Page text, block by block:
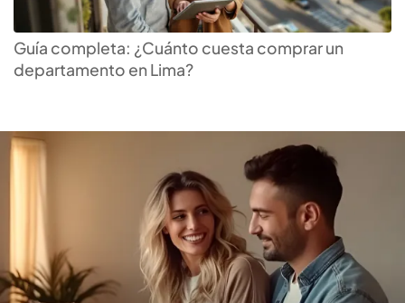
Guía completa: ¿Cuánto cuesta comprar un
departamento en Lima?
Encuentra elcrédito
hipotecarioque más te
conviene